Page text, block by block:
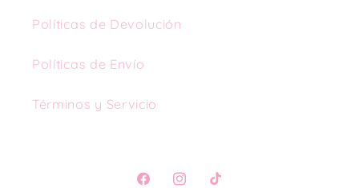
Políticas de Devolución
Políticas de Envío
Términos y Servicio